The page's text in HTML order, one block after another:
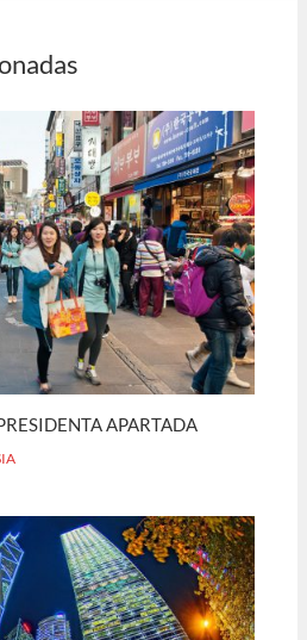
APARTADA